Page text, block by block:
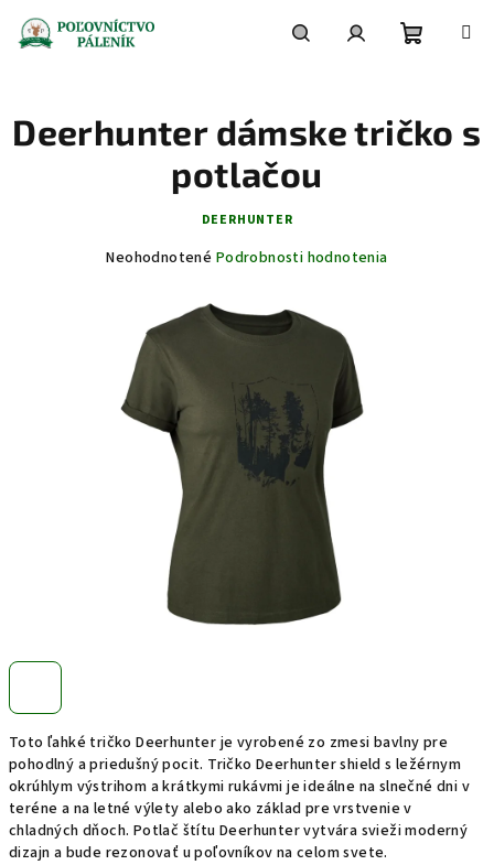
obsah
košík
Toto ľahké tričko Deerhunter je vyrobené zo zmesi bavlny pre
pohodlný a priedušný pocit. Tričko Deerhunter shield s ležérnym
okrúhlym výstrihom a krátkymi rukávmi je ideálne na slnečné dni v
teréne a na letné výlety alebo ako základ pre vrstvenie v
chladných dňoch. Potlač štítu Deerhunter vytvára svieži moderný
dizajn a bude rezonovať u poľovníkov na celom svete.
Deerhunter dámske tričko s
potlačou
DEERHUNTER
Priemerné
hviezdičiek.
Neohodnotené Podrobnosti hodnotenia